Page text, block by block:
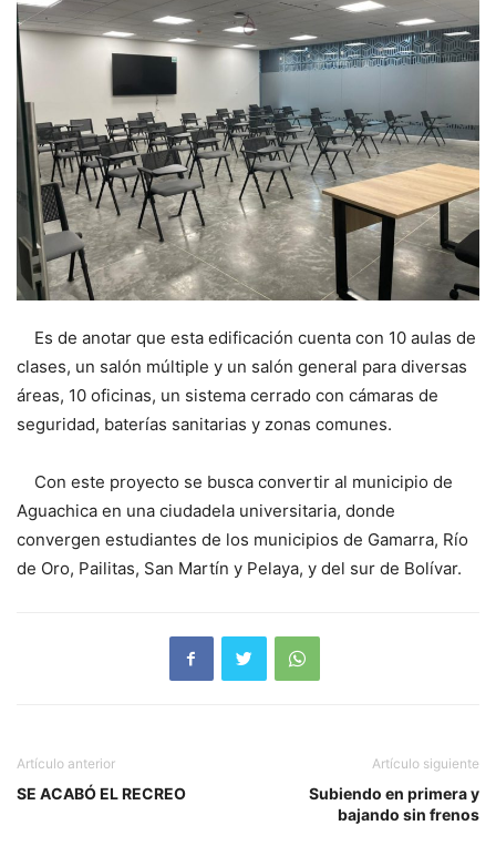
Es de anotar que esta edificación cuenta con 10 aulas de
clases, un salón múltiple y un salón general para diversas
áreas, 10 oficinas, un sistema cerrado con cámaras de
seguridad, baterías sanitarias y zonas comunes.
Con este proyecto se busca convertir al municipio de
Aguachica en una ciudadela universitaria, donde
convergen estudiantes de los municipios de Gamarra, Río
de Oro, Pailitas, San Martín y Pelaya, y del sur de Bolívar.
Artículo anterior
SE ACABÓ EL RECREO
Artículo siguiente
Subiendo en primera y
bajando sin frenos